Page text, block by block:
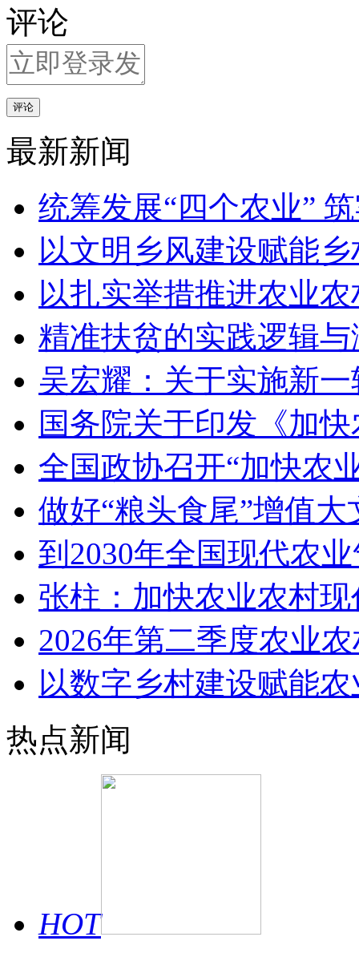
评论
评论
最新新闻
统筹发展“四个农业”
以文明乡风建设赋能
以扎实举措推进农业
精准扶贫的实践逻辑
吴宏耀：关于实施新
国务院关于印发《加
全国政协召开“加快农
做好“粮头食尾”增值大
到2030年全国现代农
张柱：加快农业农村
2026年第二季度农业
以数字乡村建设赋能
热点新闻
HOT